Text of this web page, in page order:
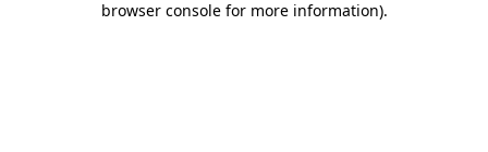
browser console for more information).